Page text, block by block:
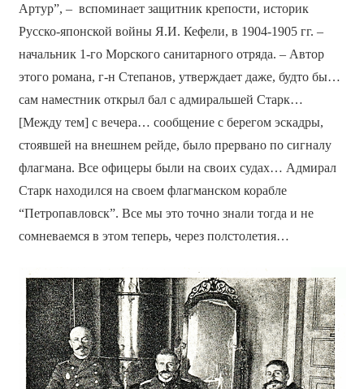
Артур”, – вспоминает защитник крепости, историк
Русско-японской войны Я.И. Кефели, в 1904-1905 гг. –
начальник 1-го Морского санитарного отряда. – Автор
это­го романа, г-н Степанов, утверждает даже, будто бы…
сам наместник открыл бал с адмиральшей Старк…
[Между тем] с вечера… сообщение с берегом эскадры,
стоявшей на внешнем рейде, было прервано по сигналу
флагмана. Все офицеры были на своих судах… Адмирал
Старк находился на своем флагманском корабле
“Петропав­ловск”. Все мы это точно знали тогда и не
сомневаемся в этом теперь, через полстолетия…